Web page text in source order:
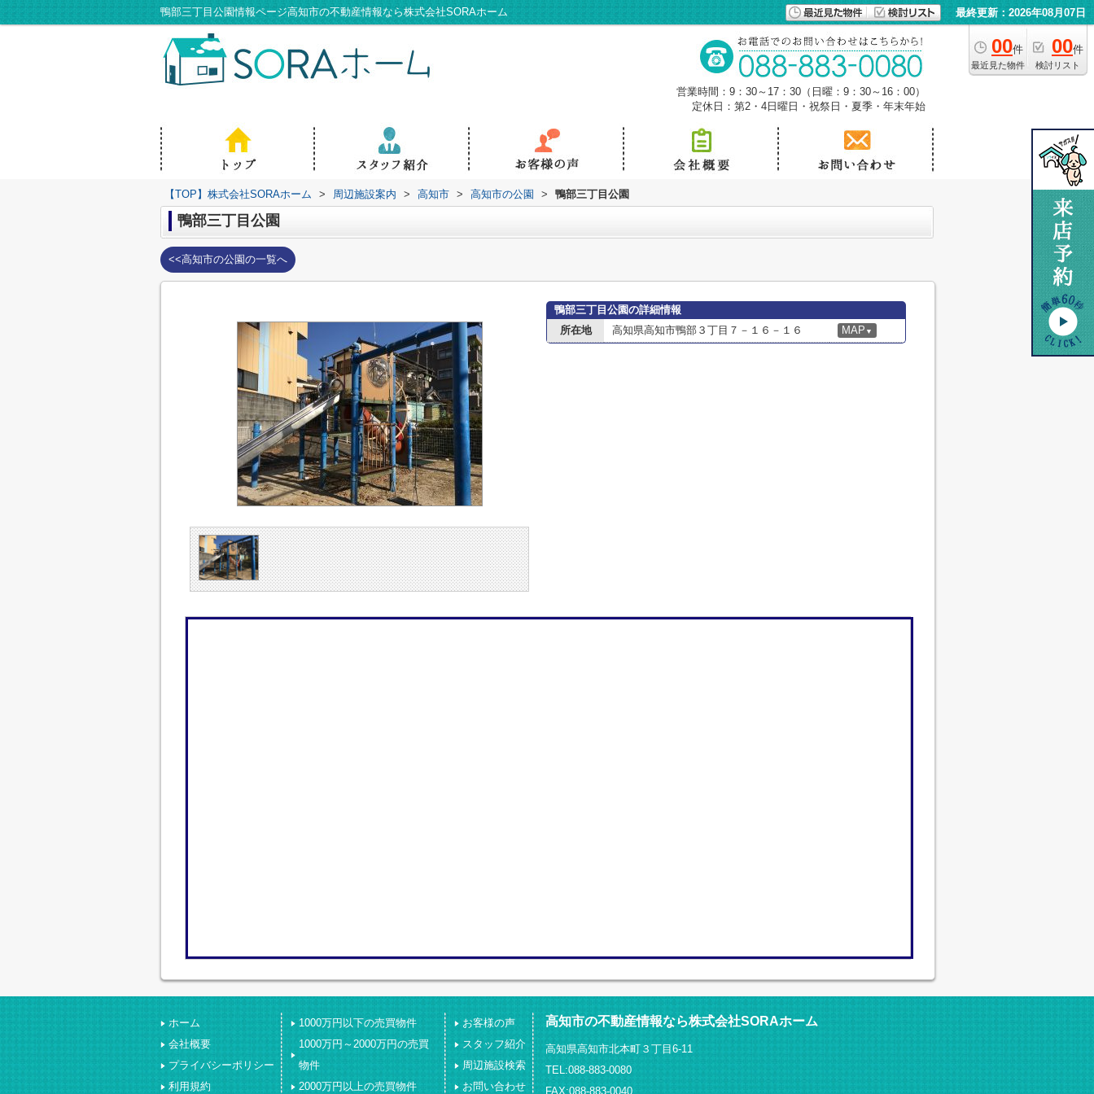
鴨部三丁目公園情報ページ高知市の不動産情報なら株式会社SORAホーム 最終更新：2026年08月07日
00件
最近見た物件
00件
検討リスト
営業時間：9：30～17：30（日曜：9：30～16：00）
定休日：第2・4日曜日・祝祭日・夏季・年末年始
【TOP】株式会社SORAホーム > 周辺施設案内 > 高知市 > 高知市の公園 > 鴨部三丁目公園
鴨部三丁目公園
<<高知市の公園の一覧へ
鴨部三丁目公園の詳細情報
所在地
高知県高知市鴨部３丁目７－１６－１６ MAP ▼
ホーム
会社概要
プライバシーポリシー
利用規約
1000万円以下の売買物件
1000万円～2000万円の売買
物件
2000万円以上の売買物件
お客様の声
スタッフ紹介
周辺施設検索
お問い合わせ
高知市の不動産情報なら株式会社SORAホーム
高知県高知市北本町３丁目6-11
TEL:088-883-0080
FAX:088-883-0040